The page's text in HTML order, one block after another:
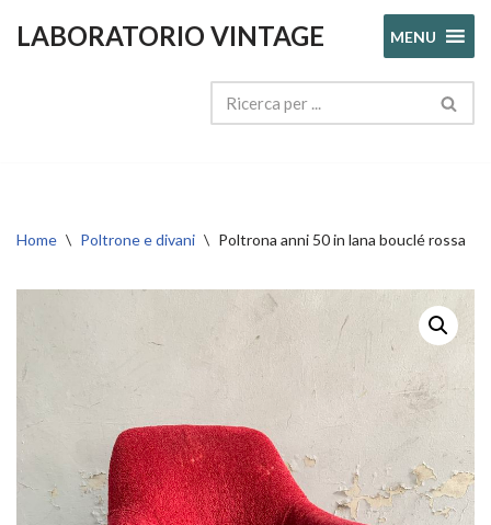
LABORATORIO VINTAGE MENU
Home \ Poltrone e divani \ Poltrona anni 50 in lana bouclé rossa